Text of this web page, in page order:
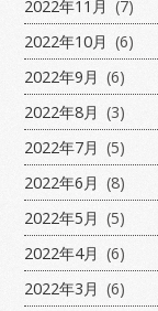
2022年11月 (7)
2022年10月 (6)
2022年9月 (6)
2022年8月 (3)
2022年7月 (5)
2022年6月 (8)
2022年5月 (5)
2022年4月 (6)
2022年3月 (6)